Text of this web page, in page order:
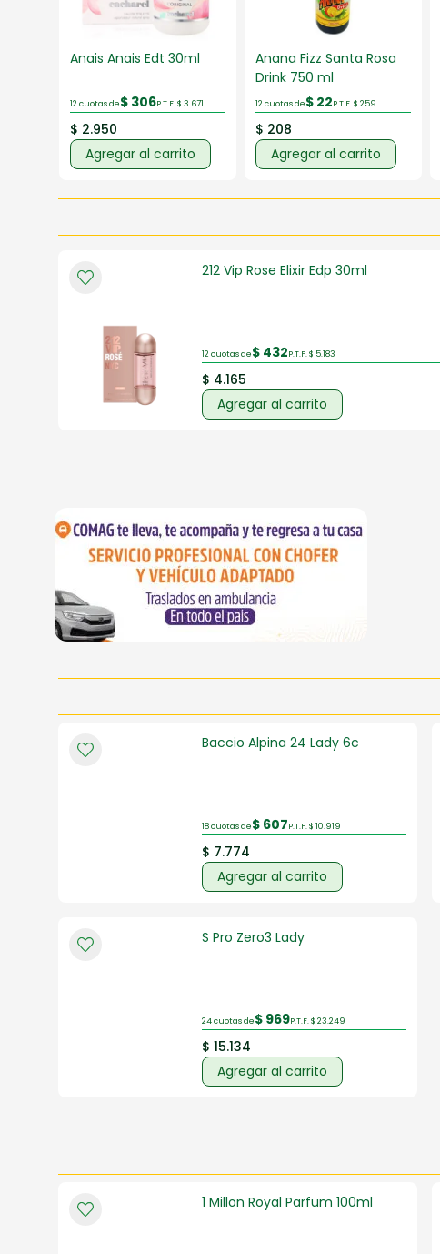
Anais Anais Edt 30ml
12 cuotas de$ 306P.T.F. $ 3.671
$ 2.950
Agregar al carrito
Anana Fizz Santa Rosa
Drink 750 ml
12 cuotas de$ 22P.T.F. $ 259
$ 208
Agregar al carrito
212 Vip Rose Elixir Edp 30ml
12 cuotas de$ 432P.T.F. $ 5.183
$ 4.165
Agregar al carrito
Baccio Alpina 24 Lady 6c
18 cuotas de$ 607P.T.F. $ 10.919
$ 7.774
Agregar al carrito
S Pro Zero3 Lady
24 cuotas de$ 969P.T.F. $ 23.249
$ 15.134
Agregar al carrito
1 Millon Royal Parfum 100ml